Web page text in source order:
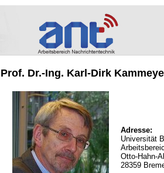
Prof. Dr.-Ing. Karl-Dirk
Adresse:
Universität
Otto-Hahn-
28359